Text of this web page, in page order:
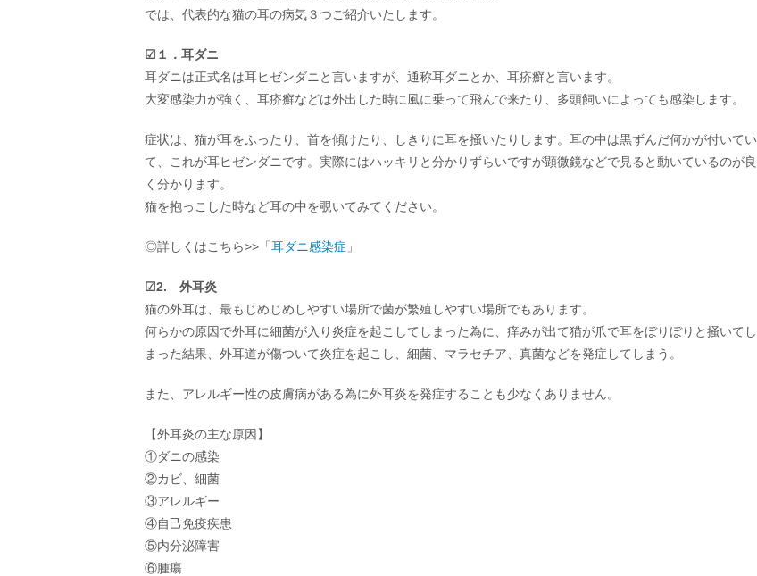
では、代表的な猫の耳の病気３つご紹介いたします。
☑︎１．耳ダニ
耳ダニは正式名は耳ヒゼンダニと言いますが、通称耳ダニとか、耳疥癬と言います。
大変感染力が強く、耳疥癬などは外出した時に風に乗って飛んで来たり、多頭飼いによっても感染します。
症状は、猫が耳をふったり、首を傾けたり、しきりに耳を掻いたりします。耳の中は黒ずんだ何かが付いてい
て、これが耳ヒゼンダニです。実際にはハッキリと分かりずらいですが顕微鏡などで見ると動いているのが良
く分かります。
猫を抱っこした時など耳の中を覗いてみてください。
◎詳しくはこちら>>「 耳ダニ感染症 」
☑︎2. 外耳炎
猫の外耳は、最もじめじめしやすい場所で菌が繁殖しやすい場所でもあります。
何らかの原因で外耳に細菌が入り炎症を起こしてしまった為に、痒みが出て猫が爪で耳をぼりぼりと掻いてし
まった結果、外耳道が傷ついて炎症を起こし、細菌、マラセチア、真菌などを発症してしまう。
また、アレルギー性の皮膚病がある為に外耳炎を発症することも少なくありません。
【外耳炎の主な原因】
①ダニの感染
②カビ、細菌
③アレルギー
④自己免疫疾患
⑤内分泌障害
⑥腫瘍